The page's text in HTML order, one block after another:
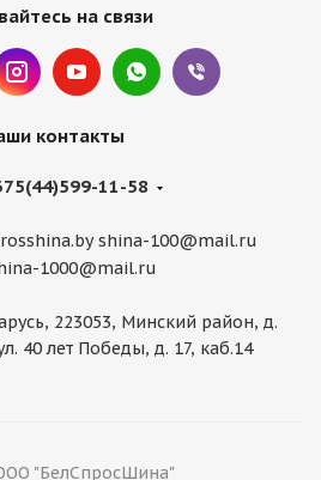
на связи
контакты
11-58
shina-100@mail.ru
1000@mail.ru
223053, Минский район, д.
40 лет Победы, д. 17, каб.14
"БелСпросШина"